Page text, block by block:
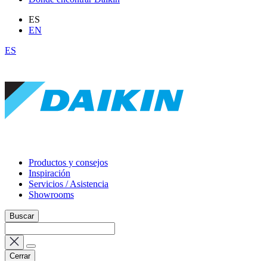
ES
EN
ES
Productos y consejos
Inspiración
Servicios / Asistencia
Showrooms
Buscar
Cerrar